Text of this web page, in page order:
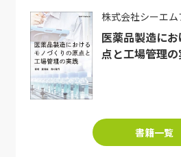
株式会社シーエム
医薬品製造に
点と工場管理
書籍一覧